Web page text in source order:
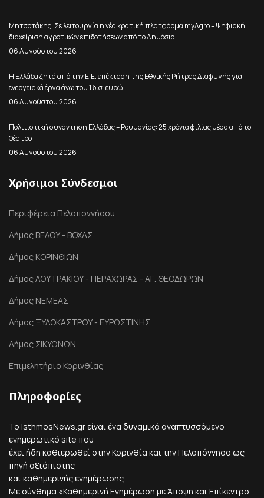
Μητσοτάκης: Σε λειτουργία η νέα κρατική πλατφόρμα myAgro – Ψηφιακή
διαχείριση αγροτικών επιδοτήσεων από το Δημόσιο
06 Αυγούστου 2026
Η Ελλάδα ζητά από την Ε.Ε. επέκταση της Εθνικής Ρήτρας Διαφυγής για
ενεργειακά έργα άνω του 1 δισ. ευρώ
06 Αυγούστου 2026
Πολιτιστική συνάντηση Ελλάδας – Ρουμανίας: 25 χρόνια φιλίας μέσα από το
θέατρο
06 Αυγούστου 2026
Χρήσιμοι Σύνδεσμοι
Περιφέρεια Πελοποννήσου
Δήμος ΒΕΛΟΥ - ΒΟΧΑΣ
Δήμος ΚΟΡΙΝΘΙΩΝ
Δήμος ΛΟΥΤΡΑΚΙΟΥ - ΠΕΡΑΧΩΡΑΣ - ΑΓ. ΘΕΟΔΩΡΩΝ
Δήμος ΝΕΜΕΑΣ
Δήμος ΞΥΛΟΚΑΣΤΡΟΥ - ΕΥΡΩΣΤΙΝΗΣ
Δήμος ΣΙΚΥΩΝΩΝ
Επιμελητήριο Κορινθίας
Πληροφορίες
Το IsthmosNews.gr είναι ένα δυναμικά αναπτυσσόμενο
ενημερωτικό site που
έχει ήδη καθιερωθεί στην Κορινθία και την Πελοπόννησο ως
πηγή αξιόπιστης
και καθημερινής ενημέρωσης.
Με σύνθημα «Καθημερινή Ενημέρωση με Άποψη και Επίκεντρο